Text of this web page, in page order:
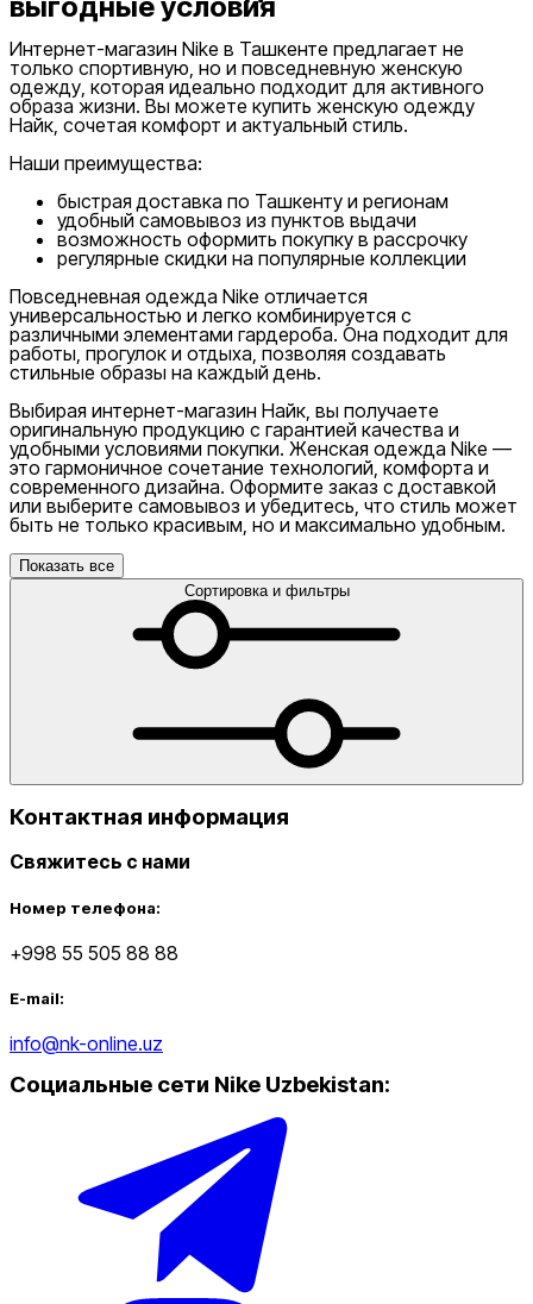
Интернет-магазин Nike в Ташкенте предлагает не
только спортивную, но и повседневную женскую
одежду, которая идеально подходит для активного
образа жизни. Вы можете купить женскую одежду
Найк, сочетая комфорт и актуальный стиль.
Наши преимущества:
быстрая доставка по Ташкенту и регионам
удобный самовывоз из пунктов выдачи
возможность оформить покупку в рассрочку
регулярные скидки на популярные коллекции
Повседневная одежда Nike отличается
универсальностью и легко комбинируется с
различными элементами гардероба. Она подходит для
работы, прогулок и отдыха, позволяя создавать
стильные образы на каждый день.
Выбирая интернет-магазин Найк, вы получаете
оригинальную продукцию с гарантией качества и
удобными условиями покупки. Женская одежда Nike —
это гармоничное сочетание технологий, комфорта и
современного дизайна. Оформите заказ с доставкой
или выберите самовывоз и убедитесь, что стиль может
быть не только красивым, но и максимально удобным.
Показать все
Сортировка и фильтры
Контактная информация
Свяжитесь с нами
Номер телефона:
+998 55 505 88 88
E-mail:
info@nk-online.uz
Социальные сети Nike Uzbekistan: